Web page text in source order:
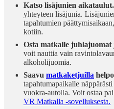
Katso lisäjunien aikataulut.
yhteyteen lisäjunia.
tapahtumien
kotiin.
Osta matkalle juhlajuomat
voit nauttia vain
alkoholijuomia.
Saavu matkaketjuilla
tapahtumapaikalle näppärästi
vuokra-autolla. Voit ostaa
VR Matkalla -sovelluksesta.